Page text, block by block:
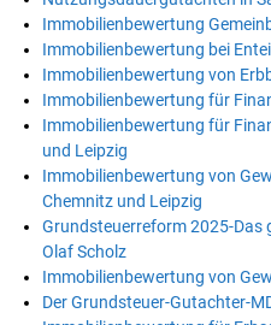
Immobilienbewertung
Immobilienbewertung bei
Immobilienbewertung von
Immobilienbewertung für
Immobilienbewertung für
und Leipzig
Immobilienbewertung von
Chemnitz und Leipzig
Grundsteuerreform 2025-Das
Olaf Scholz
Immobilienbewertung von
Der Grundsteuer-Gutachter-